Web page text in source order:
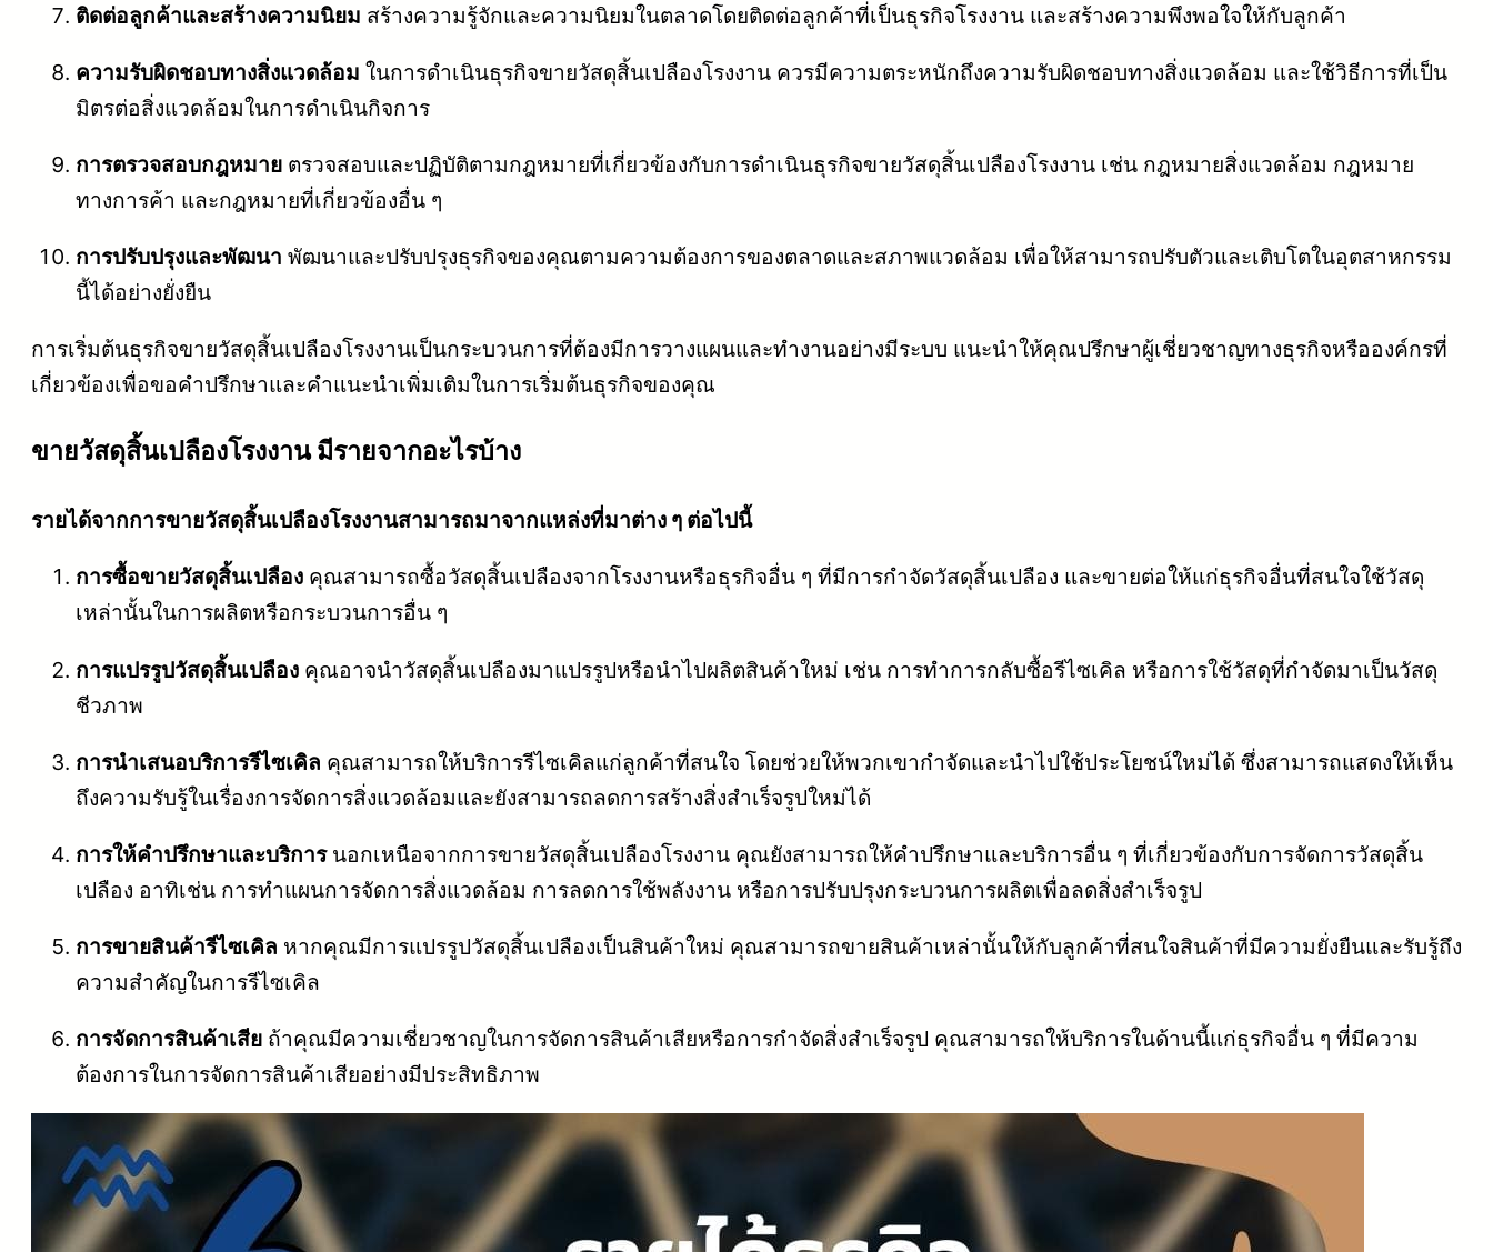
ติดต่อลูกค้าและสร้างความนิยม สร้างความรู้จักและความนิยมในตลาดโดยติดต่อลูกค้าที่เป็นธุรกิจโรงงาน และสร้างความพึงพอใจให้กับลูกค้า
ความรับผิดชอบทางสิ่งแวดล้อม ในการดำเนินธุรกิจขายวัสดุสิ้นเปลืองโรงงาน ควรมีความตระหนักถึงความรับผิดชอบทางสิ่งแวดล้อม และใช้วิธีการที่เป็น
มิตรต่อสิ่งแวดล้อมในการดำเนินกิจการ
การตรวจสอบกฎหมาย ตรวจสอบและปฏิบัติตามกฎหมายที่เกี่ยวข้องกับการดำเนินธุรกิจขายวัสดุสิ้นเปลืองโรงงาน เช่น กฎหมายสิ่งแวดล้อม กฎหมาย
ทางการค้า และกฎหมายที่เกี่ยวข้องอื่น ๆ
การปรับปรุงและพัฒนา พัฒนาและปรับปรุงธุรกิจของคุณตามความต้องการของตลาดและสภาพแวดล้อม เพื่อให้สามารถปรับตัวและเติบโตในอุตสาหกรรม
นี้ได้อย่างยั่งยืน
การเริ่มต้นธุรกิจขายวัสดุสิ้นเปลืองโรงงานเป็นกระบวนการที่ต้องมีการวางแผนและทำงานอย่างมีระบบ แนะนำให้คุณปรึกษาผู้เชี่ยวชาญทางธุรกิจหรือองค์กรที่
เกี่ยวข้องเพื่อขอคำปรึกษาและคำแนะนำเพิ่มเติมในการเริ่มต้นธุรกิจของคุณ
ขายวัสดุสิ้นเปลืองโรงงาน มีรายจากอะไรบ้าง
รายได้จากการขายวัสดุสิ้นเปลืองโรงงานสามารถมาจากแหล่งที่มาต่าง ๆ ต่อไปนี้
การซื้อขายวัสดุสิ้นเปลือง คุณสามารถซื้อวัสดุสิ้นเปลืองจากโรงงานหรือธุรกิจอื่น ๆ ที่มีการกำจัดวัสดุสิ้นเปลือง และขายต่อให้แก่ธุรกิจอื่นที่สนใจใช้วัสดุ
เหล่านั้นในการผลิตหรือกระบวนการอื่น ๆ
การแปรรูปวัสดุสิ้นเปลือง คุณอาจนำวัสดุสิ้นเปลืองมาแปรรูปหรือนำไปผลิตสินค้าใหม่ เช่น การทำการกลับซื้อรีไซเคิล หรือการใช้วัสดุที่กำจัดมาเป็นวัสดุ
ชีวภาพ
การนำเสนอบริการรีไซเคิล คุณสามารถให้บริการรีไซเคิลแก่ลูกค้าที่สนใจ โดยช่วยให้พวกเขากำจัดและนำไปใช้ประโยชน์ใหม่ได้ ซึ่งสามารถแสดงให้เห็น
ถึงความรับรู้ในเรื่องการจัดการสิ่งแวดล้อมและยังสามารถลดการสร้างสิ่งสำเร็จรูปใหม่ได้
การให้คำปรึกษาและบริการนอกเหนือจากการขายวัสดุสิ้นเปลืองโรงงาน คุณยังสามารถให้คำปรึกษาและบริการอื่น ๆ ที่เกี่ยวข้องกับการจัดการวัสดุสิ้น
เปลือง อาทิเช่น การทำแผนการจัดการสิ่งแวดล้อม การลดการใช้พลังงาน หรือการปรับปรุงกระบวนการผลิตเพื่อลดสิ่งสำเร็จรูป
การขายสินค้ารีไซเคิล หากคุณมีการแปรรูปวัสดุสิ้นเปลืองเป็นสินค้าใหม่ คุณสามารถขายสินค้าเหล่านั้นให้กับลูกค้าที่สนใจสินค้าที่มีความยั่งยืนและรับรู้ถึง
ความสำคัญในการรีไซเคิล
การจัดการสินค้าเสีย ถ้าคุณมีความเชี่ยวชาญในการจัดการสินค้าเสียหรือการกำจัดสิ่งสำเร็จรูป คุณสามารถให้บริการในด้านนี้แก่ธุรกิจอื่น ๆ ที่มีความ
ต้องการในการจัดการสินค้าเสียอย่างมีประสิทธิภาพ